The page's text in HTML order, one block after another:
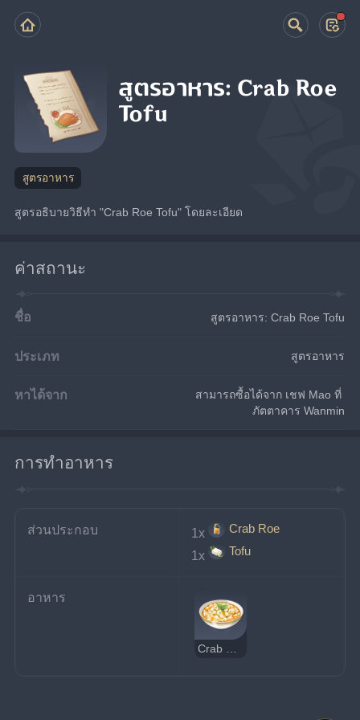
สูตรอาหาร: Crab Roe
Tofu
สูตรอาหาร
สูตรอธิบายวิธีทำ "Crab Roe Tofu" โดยละเอียด
ค่าสถานะ
ชื่อ สูตรอาหาร: Crab Roe Tofu
ประเภท สูตรอาหาร
หาได้จาก
สามารถซื้อได้จาก เชฟ Mao ที่
ภัตตาคาร Wanmin
การทำอาหาร
ส่วนประกอบ 1x
Crab Roe
1x
Tofu
อาหาร